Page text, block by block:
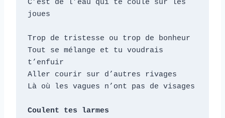
C’est de l’eau qui te coule sur les
joues
Trop de tristesse ou trop de bonheur
Tout se mélange et tu voudrais
t’enfuir
Aller courir sur d’autres rivages
Là où les vagues n’ont pas de visages
Coulent tes larmes